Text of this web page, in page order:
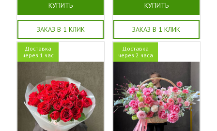
КУПИТЬ
ЗАКАЗ В 1 КЛИК
КУПИТЬ
ЗАКАЗ В 1 КЛИК
Доставка
через 1 час
Доставка
через 2 часа